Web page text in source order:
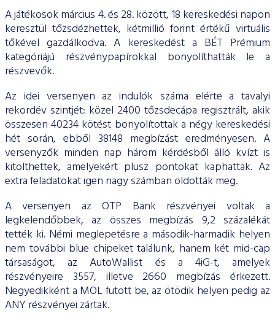
A játékosok március 4. és 28. között, 18 kereskedési napon
keresztül tőzsdézhettek, kétmillió forint értékű virtuális
tőkével gazdálkodva. A kereskedést a BÉT Prémium
kategóriájú részvénypapírokkal bonyolíthatták le a
részvevők.
Az idei versenyen az indulók száma elérte a tavalyi
rekordév szintjét: közel 2400 tőzsdecápa regisztrált, akik
összesen 40234 kötést bonyolítottak a négy kereskedési
hét során, ebből 38148 megbízást eredményesen. A
versenyzők minden nap három kérdésből álló kvízt is
kitölthettek, amelyekért plusz pontokat kaphattak. Az
extra feladatokat igen nagy számban oldották meg.
A versenyen az OTP Bank részvényei voltak a
legkelendőbbek, az összes megbízás 9,2 százalékát
tették ki. Némi meglepetésre a második-harmadik helyen
nem további blue chipeket találunk, hanem két mid-cap
társaságot, az AutoWallist és a 4iG-t, amelyek
részvényeire 3557, illetve 2660 megbízás érkezett.
Negyedikként a MOL futott be, az ötödik helyen pedig az
ANY részvényei zártak.